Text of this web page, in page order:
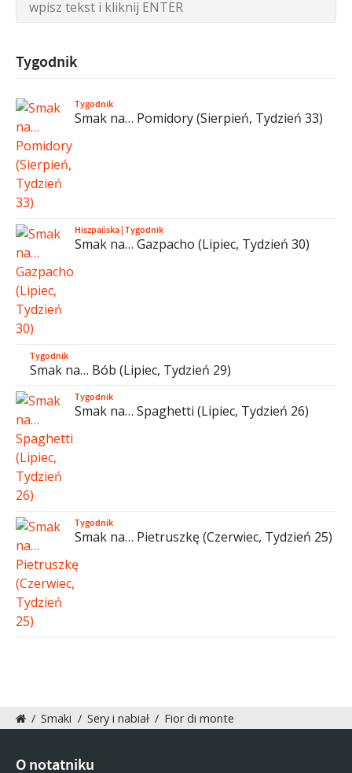
Tygodnik
Tygodnik
Smak na… Pomidory (Sierpień, Tydzień 33)
Hiszpańska|Tygodnik
Smak na… Gazpacho (Lipiec, Tydzień 30)
Tygodnik
Smak na… Bób (Lipiec, Tydzień 29)
Tygodnik
Smak na… Spaghetti (Lipiec, Tydzień 26)
Tygodnik
Smak na… Pietruszkę (Czerwiec, Tydzień 25)
/ Smaki / Sery i nabiał / Fior di monte
O notatniku